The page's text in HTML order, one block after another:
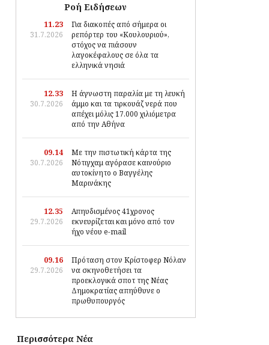
Ροή Ειδήσεων
11.23
31.7.2026
Για διακοπές από σήμερα οι
ρεπόρτερ του «Κουλουριού»,
στόχος να πιάσουν
λαγοκέφαλους σε όλα τα
ελληνικά νησιά
12.33
30.7.2026
Η άγνωστη παραλία με τη λευκή
άμμο και τα τιρκουάζ νερά που
απέχει μόλις 17.000 χιλιόμετρα
από την Αθήνα
09.14
30.7.2026
Με την πιστωτική κάρτα της
Νότιγχαμ αγόρασε καινούριο
αυτοκίνητο ο Βαγγέλης
Μαρινάκης
12.35
29.7.2026
Απηυδισμένος 41χρονος
εκνευρίζεται και μόνο από τον
ήχο νέου e-mail
09.16
29.7.2026
Πρόταση στον Κρίστοφερ Νόλαν
να σκηνοθετήσει τα
προεκλογικά σποτ της Νέας
Δημοκρατίας απηύθυνε ο
πρωθυπουργός
Περισσότερα Νέα